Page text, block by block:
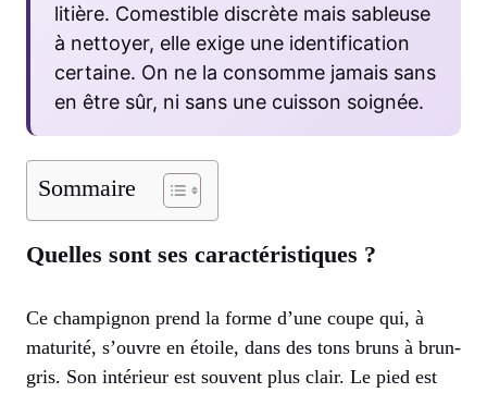
litière. Comestible discrète mais sableuse
à nettoyer, elle exige une identification
certaine. On ne la consomme jamais sans
en être sûr, ni sans une cuisson soignée.
Sommaire
Quelles sont ses caractéristiques ?
Ce champignon prend la forme d’une coupe qui, à
maturité, s’ouvre en étoile, dans des tons bruns à brun-
gris. Son intérieur est souvent plus clair. Le pied est